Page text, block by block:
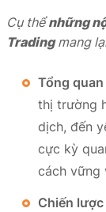
Cụ thểnhững
Tradingmang
Tổng
thị trường
dịch, đến
cực kỳ
cách vững
Chiến lược